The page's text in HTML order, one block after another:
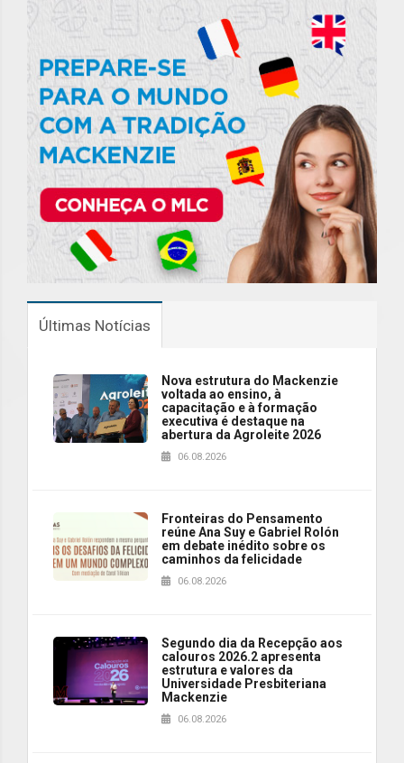
Últimas Notícias
Nova estrutura do Mackenzie
voltada ao ensino, à
capacitação e à formação
executiva é destaque na
abertura da Agroleite 2026
06.08.2026
Fronteiras do Pensamento
reúne Ana Suy e Gabriel Rolón
em debate inédito sobre os
caminhos da felicidade
06.08.2026
Segundo dia da Recepção aos
calouros 2026.2 apresenta
estrutura e valores da
Universidade Presbiteriana
Mackenzie
06.08.2026